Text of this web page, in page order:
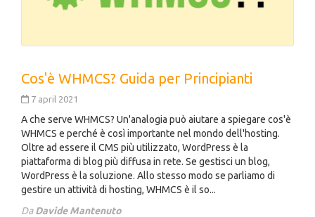
Cos'è WHMCS? Guida per Principianti
7 april 2021
A che serve WHMCS? Un'analogia può aiutare a spiegare cos'è
WHMCS e perché è così importante nel mondo dell'hosting.
Oltre ad essere il CMS più utilizzato, WordPress è la
piattaforma di blog più diffusa in rete. Se gestisci un blog,
WordPress è la soluzione. Allo stesso modo se parliamo di
gestire un attività di hosting, WHMCS è il so...
DaDavide Mantenuto